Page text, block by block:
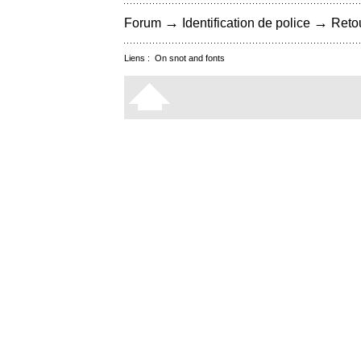
Forum → Identification de police →
Liens : On snot and fonts